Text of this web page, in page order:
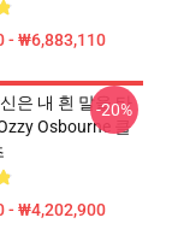
- ₩6,883,110
은 내 흰 말을 타
Osbourne 클
- ₩4,202,900
-20%